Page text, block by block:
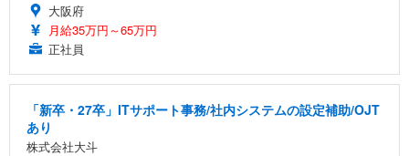
大阪府
月給35万円～65万円
正社員
「新卒・27卒」ITサポート事務/社内システムの設定補助/OJT
あり
株式会社大斗